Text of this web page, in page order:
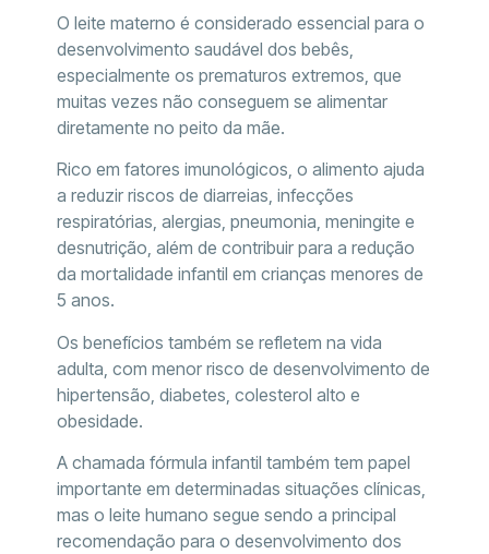
O leite materno é considerado essencial para o
desenvolvimento saudável dos bebês,
especialmente os prematuros extremos, que
muitas vezes não conseguem se alimentar
diretamente no peito da mãe.
Rico em fatores imunológicos, o alimento ajuda
a reduzir riscos de diarreias, infecções
respiratórias, alergias, pneumonia, meningite e
desnutrição, além de contribuir para a redução
da mortalidade infantil em crianças menores de
5 anos.
Os benefícios também se refletem na vida
adulta, com menor risco de desenvolvimento de
hipertensão, diabetes, colesterol alto e
obesidade.
A chamada fórmula infantil também tem papel
importante em determinadas situações clínicas,
mas o leite humano segue sendo a principal
recomendação para o desenvolvimento dos